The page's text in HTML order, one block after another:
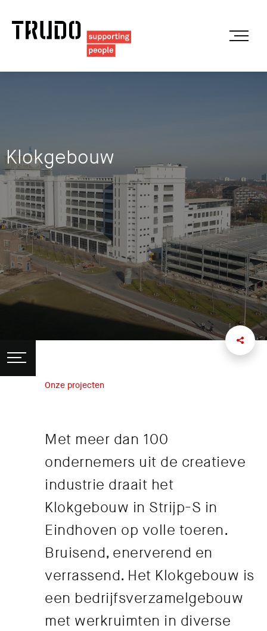
Klokgebouw
Onze projecten
Met meer dan 100
ondernemers uit de creatieve
industrie draait het
Klokgebouw in Strijp-S in
Eindhoven op volle toeren.
Bruisend, enerverend en
verrassend. Het Klokgebouw is
een bedrijfsverzamelgebouw
met werkruimten in diverse